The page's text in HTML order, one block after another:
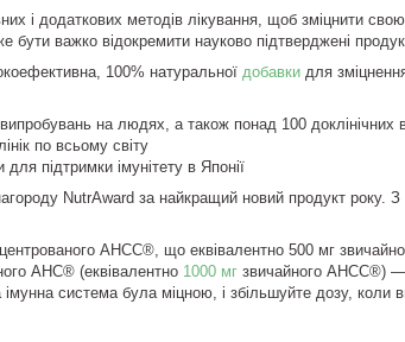
і додаткових методів лікування, щоб зміцнити
бути важко відокремити науково підтверджені
100% натуральної добавки для
на людях, а також понад 100 доклінічних
по всьому світу
підтримки імунітету в Японії
NutrAward за найкращий новий продукт року.
AHCC®, що еквівалентно 500 мг
AHC® (еквівалентно 1000 мг звичайного AHCC®)
система була міцною, і збільшуйте дозу, коли